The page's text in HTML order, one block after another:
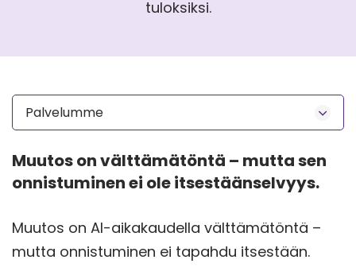
tuloksiksi.
Palvelumme
Muutos on välttämätöntä – mutta sen
onnistuminen ei ole itsestäänselvyys.
Muutos on AI-aikakaudella välttämätöntä –
mutta onnistuminen ei tapahdu itsestään.